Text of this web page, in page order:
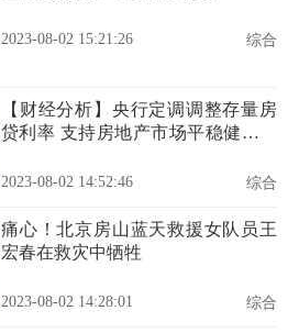
2023-08-02 15:21:26 综合
【财经分析】央行定调调整存量房
贷利率 支持房地产市场平稳健康发
2023-08-02 14:52:46 综合
痛心！北京房山蓝天救援女队员王
宏春在救灾中牺牲
2023-08-02 14:28:01 综合